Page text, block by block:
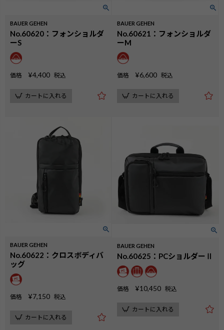
検索
BAUER GEHEN
No.60620：フォンショルダ
ーS
価格 ¥4,400 税込
カートに入れる
BAUER GEHEN
No.60621：フォンショルダ
ーM
価格 ¥6,600 税込
カートに入れる
BAUER GEHEN
No.60622：クロスボディバ
ッグ
価格 ¥7,150 税込
カートに入れる
BAUER GEHEN
No.60625：PCショルダーⅡ
価格 ¥10,450 税込
カートに入れる